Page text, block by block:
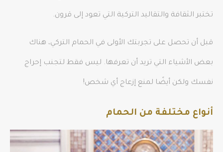
تختبر الثقافة والتقاليد التركية التي تعود إلى قرون.
قبل أن تحصل على تجربتك الأولى في الحمام التركي، هناك
بعض الأشياء التي تريد أن تعرفها. ليس فقط لتجنب إحراج
نفسك ولكن أيضًا لمنع إزعاج أي شخص!
أنواع مختلفة من الحمام